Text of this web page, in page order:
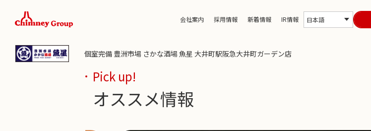
会社案内 採用情報 新着情報 IR情報 日本語
個室完備 豊洲市場 さかな酒場 魚星 大井町駅阪急大井町ガーデン店
Pick up!
オススメ情報